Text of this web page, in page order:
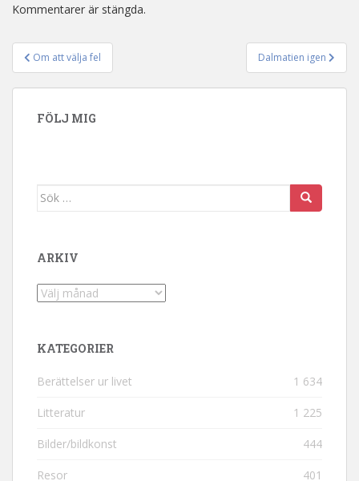
Kommentarer är stängda.
Inläggsnavigering
Om att välja fel Dalmatien igen
FÖLJ MIG
Sök efter:
ARKIV
Arkiv
KATEGORIER
Berättelser ur livet 1 634
Litteratur 1 225
Bilder/bildkonst 444
Resor 401